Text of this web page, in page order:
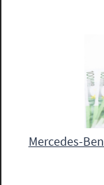
Mercedes-